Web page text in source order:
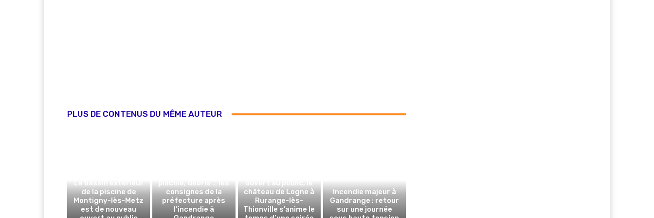
PLUS DE CONTENUS DU MÊME AUTEUR
Le bassin extérieur
de la piscine de
Montigny-lès-Metz
est de nouveau
piscine, débris … les
consignes de la
préfecture après
l’incendie à
ouvert au public, le
château de Logne à
Rurange-lès-
Thionville s’anime le
Incendie majeur à
Gandrange : retour
sur une journée